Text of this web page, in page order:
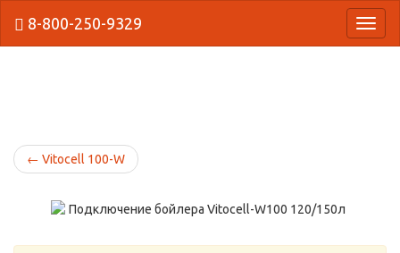
8-800-250-9329
← Vitocell 100-W